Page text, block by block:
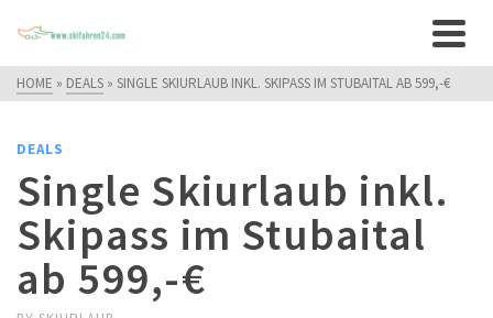
HOME » DEALS » SINGLE SKIURLAUB INKL. SKIPASS IM STUBAITAL AB 599,-€
DEALS
Single Skiurlaub inkl.
Skipass im Stubaital
ab 599,-€